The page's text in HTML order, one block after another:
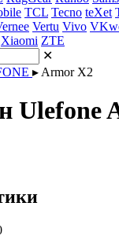
TCL Tecno teXet
Vertu Vivo
Xiaomi ZTE
✕
▸ Armor X2
Ulefone